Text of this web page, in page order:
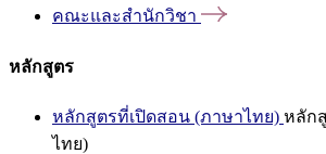
คณะและสำนักวิชา
หลักสูตร
หลักสูตรที่เปิดสอน (ภาษาไทย) หลัก
ไทย)